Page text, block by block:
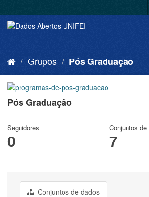
Grupos Pós Graduação
Pós Graduação
Seguidores
0
Conjuntos de
7
Conjuntos de dados